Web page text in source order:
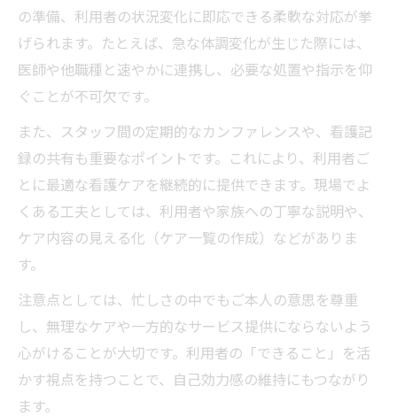
訪問看護の看護ケア一覧で業務を俯瞰する
訪問看護ステーションでのケアとサービスの違
い
ビスの違い
看護ケアと看護サービスの違いを現場で整
理
ケアとサービスの違いが訪問看護に及ぼす
影響
訪問看護で実感するケアとサービスの境界
線
気になる看護ケアの具体例とコツを知る
の準備、利用者の状況変化に即応できる柔軟な対応が挙
げられます。たとえば、急な体調変化が生じた際には、
医師や他職種と速やかに連携し、必要な処置や指示を仰
ぐことが不可欠です。
また、スタッフ間の定期的なカンファレンスや、看護記
録の共有も重要なポイントです。これにより、利用者ご
とに最適な看護ケアを継続的に提供できます。現場でよ
くある工夫としては、利用者や家族への丁寧な説明や、
ケア内容の見える化（ケア一覧の作成）などがありま
す。
注意点としては、忙しさの中でもご本人の意思を尊重
し、無理なケアや一方的なサービス提供にならないよう
心がけることが大切です。利用者の「できること」を活
かす視点を持つことで、自己効力感の維持にもつながり
ます。